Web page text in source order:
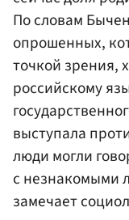
По словам
опрошенных,
точкой зрения,
российскому
выступала
люди могли
с незнакомыми
замечает